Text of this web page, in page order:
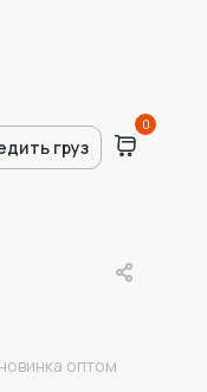
груз
0
оптом